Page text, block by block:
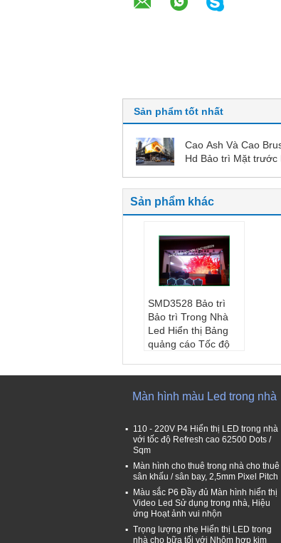
Sản phẩm tốt nhất
Cao Ash Và Cao
Hd Bảo trì Mặt trước
Sản phẩm khác
SMD3528 Bảo trì
Bảo trì Trong Nhà
Led Hiển thị Bảng
quảng cáo Tốc độ
Giải pháp mô đun:
Kích thước tủ: 576
* 576mm
Chế độ lái xe:
6scan
Màn hình màu Led trong nhà
110 - 220V P4 Hiển thị LED trong nhà
với tốc độ Refresh cao 62500 Dots /
Sqm
Màn hình cho thuê trong nhà cho thuê
sân khấu / sân bay, 2,5mm Pixel Pitch
Màu sắc P6 Đầy đủ Màn hình hiển thị
Video Led Sử dụng trong nhà, Hiệu
ứng Hoạt ảnh vui nhộn
Trọng lượng nhẹ Hiển thị LED trong
nhà cho bữa tối với Nhôm hợp kim